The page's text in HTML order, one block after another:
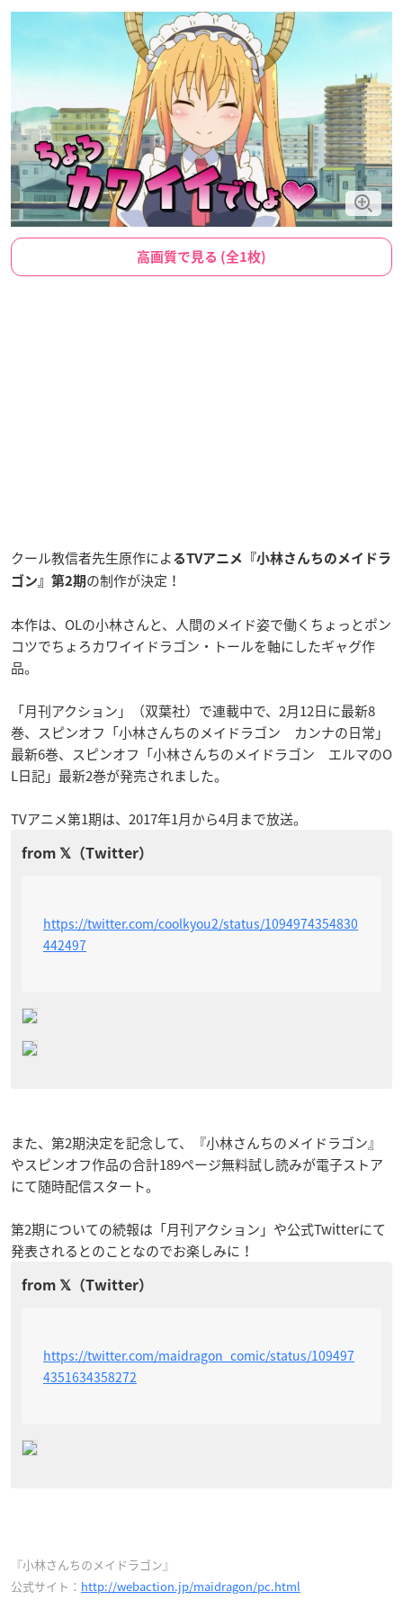
高画質で見る (全1枚)
クール教信者先生原作によ るTVアニメ『小林さんちのメイドラ
ゴン』第2期 の制作が決定！
本作は、OLの小林さんと、人間のメイド姿で働くちょっとポン
コツでちょろカワイイドラゴン・トールを軸にしたギャグ作
品。
「月刊アクション」（双葉社）で連載中で、2月12日に最新8
巻、スピンオフ「小林さんちのメイドラゴン カンナの日常」
最新6巻、スピンオフ「小林さんちのメイドラゴン エルマのO
L日記」最新2巻が発売されました。
TVアニメ第1期は、2017年1月から4月まで放送。
https://twitter.com/coolkyou2/status/1094974354830
442497
また、第2期決定を記念して、『小林さんちのメイドラゴン』
やスピンオフ作品の合計189ページ無料試し読みが電子ストア
にて随時配信スタート。
第2期についての続報は「月刊アクション」や公式Twitterにて
発表されるとのことなのでお楽しみに！
https://twitter.com/maidragon_comic/status/109497
4351634358272
『小林さんちのメイドラゴン』
公式サイト： http://webaction.jp/maidragon/pc.html